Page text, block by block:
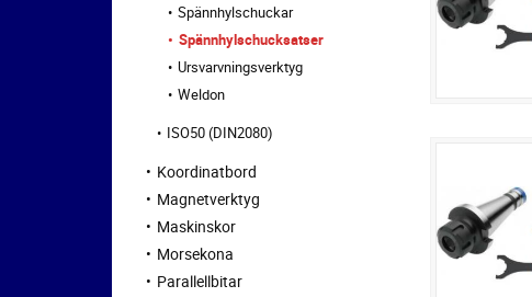
Spännhylschuckar
Spännhylschucksatser
Ursvarvningsverktyg
Weldon
ISO50 (DIN2080)
Koordinatbord
Magnetverktyg
Maskinskor
Morsekona
Parallellbitar